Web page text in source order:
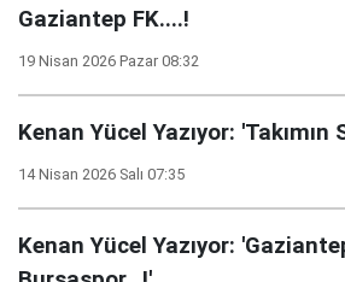
Gaziantep FK....!
19 Nisan 2026 Pazar 08:32
Kenan Yücel Yazıyor: 'Takımın
14 Nisan 2026 Salı 07:35
Kenan Yücel Yazıyor: